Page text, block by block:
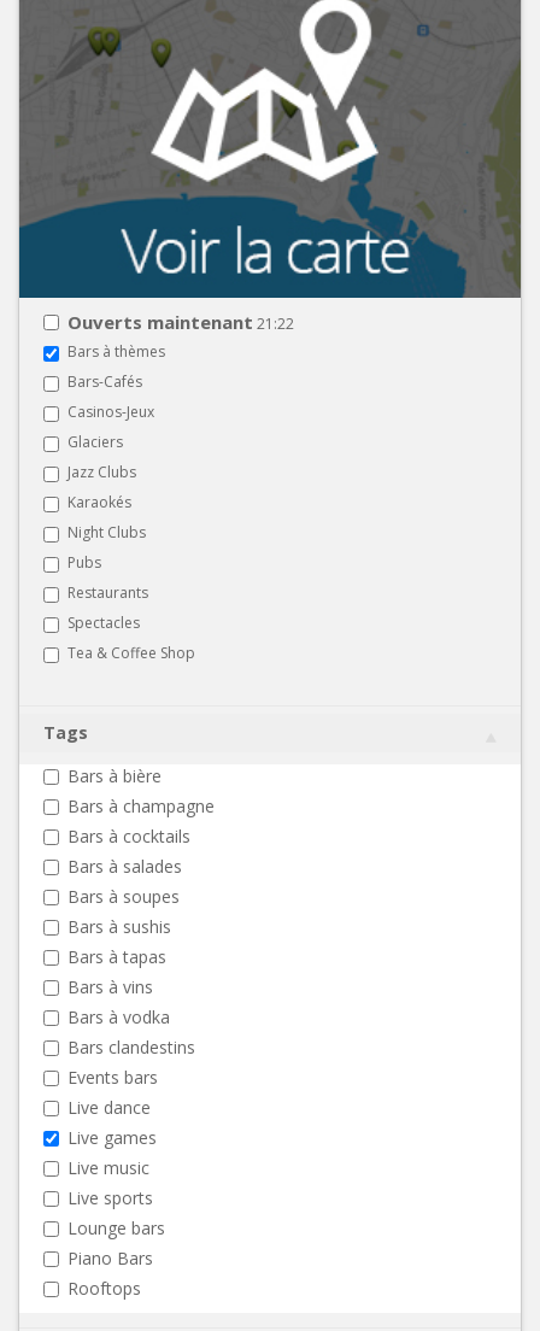
Ouverts maintenant 21:22
Bars à thèmes
Bars-Cafés
Casinos-Jeux
Glaciers
Jazz Clubs
Karaokés
Night Clubs
Pubs
Restaurants
Spectacles
Tea & Coffee Shop
Tags
Bars à bière
Bars à champagne
Bars à cocktails
Bars à salades
Bars à soupes
Bars à sushis
Bars à tapas
Bars à vins
Bars à vodka
Bars clandestins
Events bars
Live dance
Live games
Live music
Live sports
Lounge bars
Piano Bars
Rooftops